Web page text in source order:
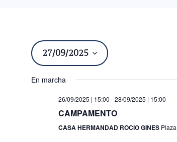
27/09/2025
fecha.
En marcha
26/09/2025 | 15:00 -28/09/2025 | 15:00
CAMPAMENTO
CASA HERMANDAD ROCIO GINES